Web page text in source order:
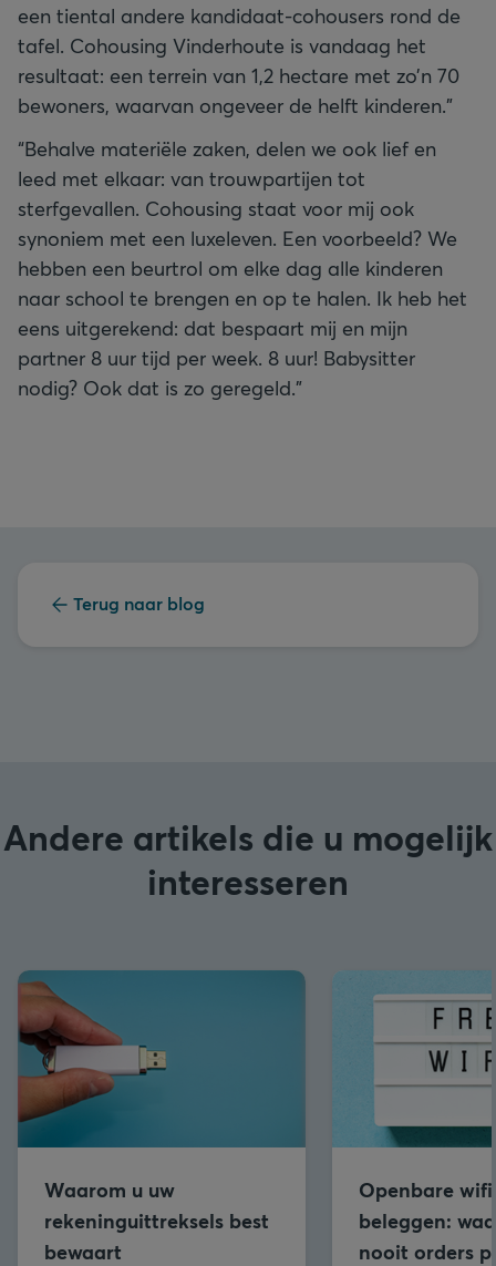
een tiental andere kandidaat-cohousers rond de
tafel. Cohousing Vinderhoute is vandaag het
resultaat: een terrein van 1,2 hectare met zo’n 70
bewoners, waarvan ongeveer de helft kinderen.”
“Behalve materiële zaken, delen we ook lief en
leed met elkaar: van trouwpartijen tot
sterfgevallen. Cohousing staat voor mij ook
synoniem met een luxeleven. Een voorbeeld? We
hebben een beurtrol om elke dag alle kinderen
naar school te brengen en op te halen. Ik heb het
eens uitgerekend: dat bespaart mij en mijn
partner 8 uur tijd per week. 8 uur! Babysitter
nodig? Ook dat is zo geregeld.”
Terug naar blog
Andere artikels die u mogelijk
interesseren
Waarom u uw
rekeninguittreksels best
bewaart
Openbare
beleggen:
nooit orders